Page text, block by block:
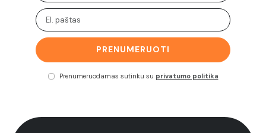
PRENUMERUOTI
Prenumeruodamas sutinku su privatumo politika